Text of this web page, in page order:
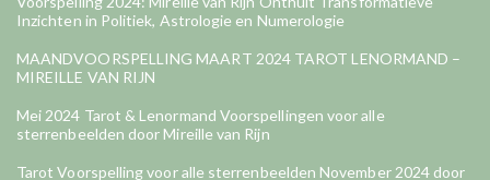
Inzichten in Politiek, Astrologie en Numerologie
MAANDVOORSPELLING MAART 2024 TAROT LENORMAND –
MIREILLE VAN RIJN
Mei 2024 Tarot & Lenormand Voorspellingen voor alle
sterrenbeelden door Mireille van Rijn
Tarot Voorspelling voor alle sterrenbeelden November 2024 door